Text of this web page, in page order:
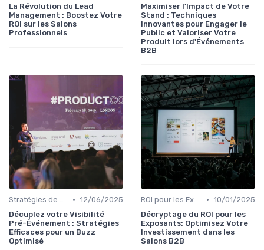
La Révolution du Lead
Management : Boostez Votre
ROI sur les Salons
Professionnels
Maximiser l'Impact de Votre
Stand : Techniques
Innovantes pour Engager le
Public et Valoriser Votre
Produit lors d'Événements
B2B
Stratégies de Promotion Pré-Événement • 12/06/2025
Décuplez votre Visibilité
Pré-Événement : Stratégies
Efficaces pour un Buzz
Optimisé
ROI pour les Exposants • 10/01/2025
Décryptage du ROI pour les
Exposants: Optimisez Votre
Investissement dans les
Salons B2B